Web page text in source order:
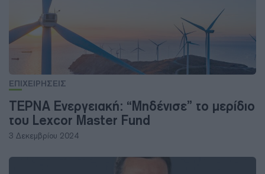
ΕΠΙΧΕΙΡΗΣΕΙΣ
ΤΕΡΝΑ Ενεργειακή: “Μηδένισε” το μερίδιο
του Lexcor Master Fund
3 Δεκεμβρίου 2024